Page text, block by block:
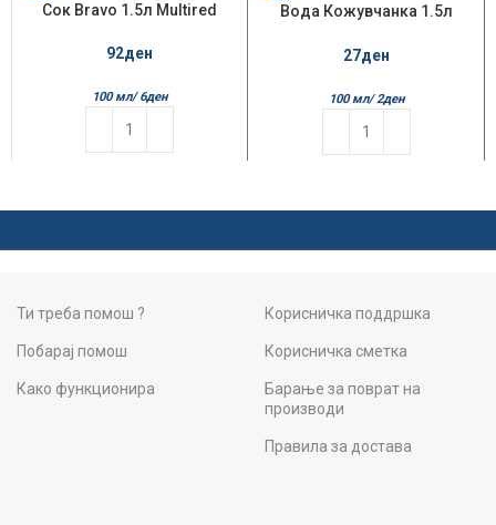
Сок Bravo 1.5л Multired
92ден
100 мл/ 6ден
Вода Кожувчанка 1.5л
27ден
100 мл/ 2ден
Ти треба помош ?
Побарај помош
Како функционира
Корисничка поддршка
Корисничка сметка
Барање за поврат на
производи
Правила за достава